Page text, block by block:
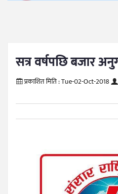
सत्र वर्षपछि बजार
प्रकाशित मिति :Tue-02-Oct-2018